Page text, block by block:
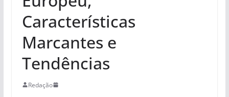
Características
Marcantes e
Tendências
Redação